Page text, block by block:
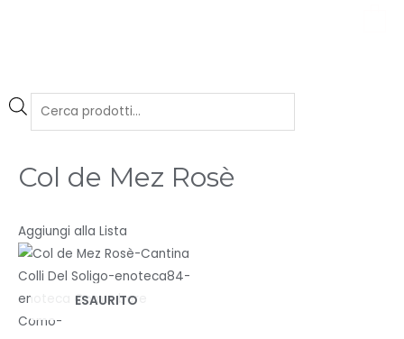
Col de Mez Rosè
Aggiungi alla Lista
ESAURITO